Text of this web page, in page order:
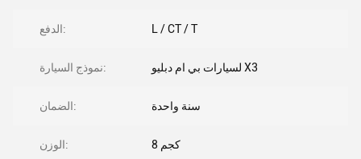
الدفع: L / CT / T
نموذج السيارة: لسيارات بي ام دبليو X3
الضمان: سنة واحدة
الوزن: 8 كجم